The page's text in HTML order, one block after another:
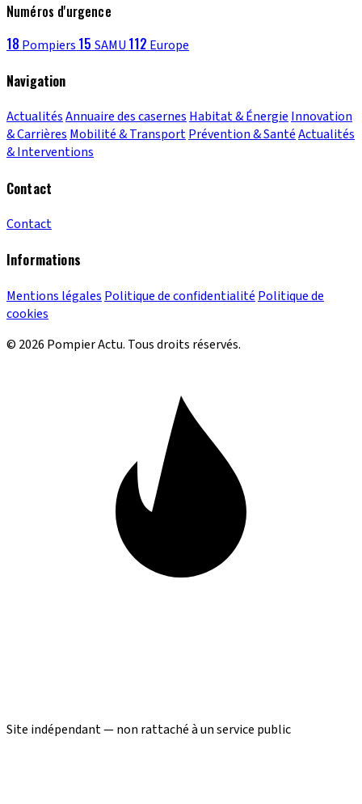
Numéros d'urgence
18 Pompiers 15 SAMU 112 Europe
Navigation
ActualitésAnnuaire des casernesHabitat & ÉnergieInnovation
& CarrièresMobilité & TransportPrévention & SantéActualités
& Interventions
Contact
Contact
Informations
Mentions légales Politique de confidentialité Politique de
cookies
© 2026 Pompier Actu. Tous droits réservés.
Site indépendant — non rattaché à un service public